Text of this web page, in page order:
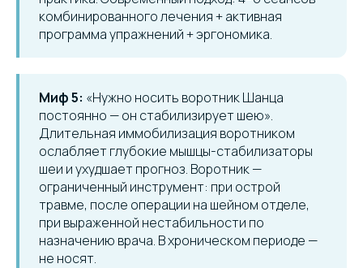
комбинированного лечения + активная
программа упражнений + эргономика.
Миф 5: «Нужно носить воротник Шанца
постоянно — он стабилизирует шею».
Длительная иммобилизация воротником
ослабляет глубокие мышцы-стабилизаторы
шеи и ухудшает прогноз. Воротник —
ограниченный инструмент: при острой
травме, после операции на шейном отделе,
при выраженной нестабильности по
назначению врача. В хроническом периоде —
не носят.